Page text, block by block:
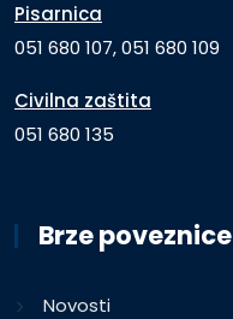
Pisarnica
051 680 107, 051 680 109
Civilna zaštita
051 680 135
Brze poveznice
Novosti